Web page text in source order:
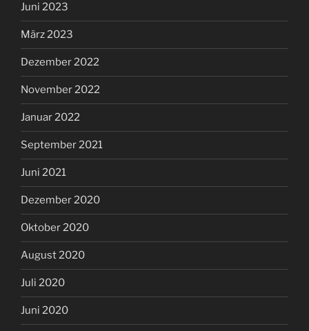
Juni 2023
März 2023
Dezember 2022
November 2022
Januar 2022
September 2021
Juni 2021
Dezember 2020
Oktober 2020
August 2020
Juli 2020
Juni 2020